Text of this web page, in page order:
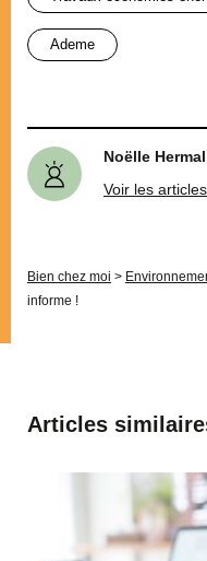
ademe
Noëlle Hermal
Voir les
Bien chez moi >
informe !
Articles